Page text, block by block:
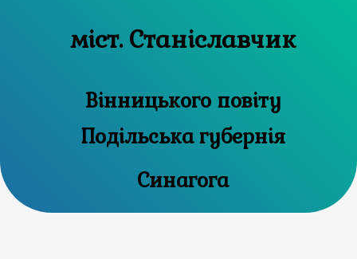
міст. Станіславчик
Вінницького повіту
Подільська губернія
Синагога